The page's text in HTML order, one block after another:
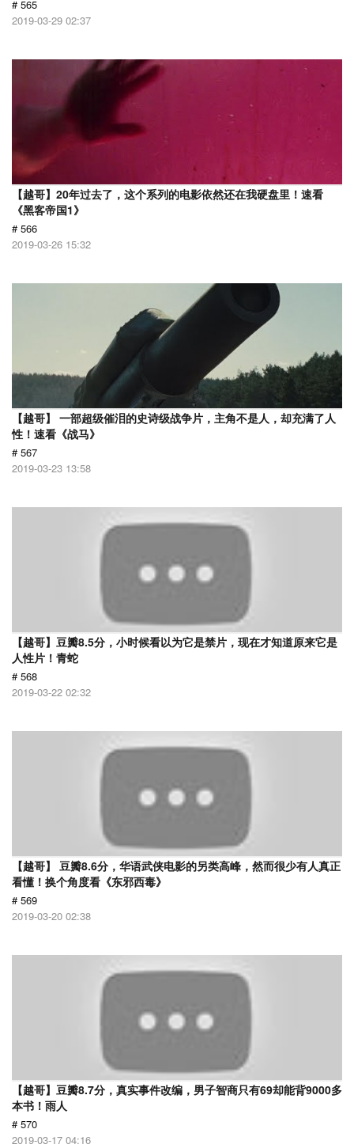
# 565
2019-03-29 02:37
【越哥】20年过去了，这个系列的电影依然还在我硬盘里！速看
《黑客帝国1》
# 566
2019-03-26 15:32
【越哥】 一部超级催泪的史诗级战争片，主角不是人，却充满了人
性！速看《战马》
# 567
2019-03-23 13:58
【越哥】豆瓣8.5分，小时候看以为它是禁片，现在才知道原来它是
人性片！青蛇
# 568
2019-03-22 02:32
【越哥】 豆瓣8.6分，华语武侠电影的另类高峰，然而很少有人真正
看懂！换个角度看《东邪西毒》
# 569
2019-03-20 02:38
【越哥】豆瓣8.7分，真实事件改编，男子智商只有69却能背9000多
本书！雨人
# 570
2019-03-17 04:16